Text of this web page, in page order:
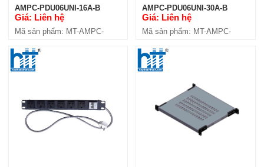
AMPC-PDU06UNI-16A-B
Giá: Liên hệ
Mã sản phẩm: MT-AMPC-
AMPC-PDU06UNI-30A-B
Giá: Liên hệ
Mã sản phẩm: MT-AMPC-